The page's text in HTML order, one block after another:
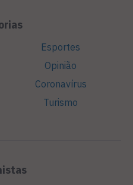
Esportes
Opinião
Coronavírus
Turismo